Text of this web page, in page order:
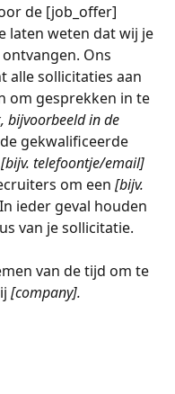
de [job_offer]
laten weten dat wij je
Ons
alle sollicitaties aan
om gesprekken in te
bijvoorbeeld in de
gekwalificeerde
[bijv. telefoontje/email]
om een [bijv.
ieder geval houden
van je sollicitatie.
van de tijd om te
[company].